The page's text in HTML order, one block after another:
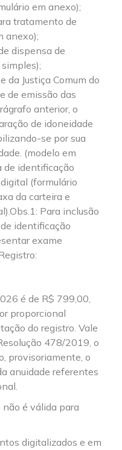
em anexo);
tratamento de
anexo);
dispensa de
da Justiça Comum do
de emissão das
anterior, o
de idoneidade
se por sua
(modelo em
de identificação
(formulário
da carteira e
Para inclusão
identificação
exame
é de R$ 799,00,
proporcional
do registro. Vale
478/2019, o
provisoriamente, o
anuidade referentes
é válida para
digitalizados e em